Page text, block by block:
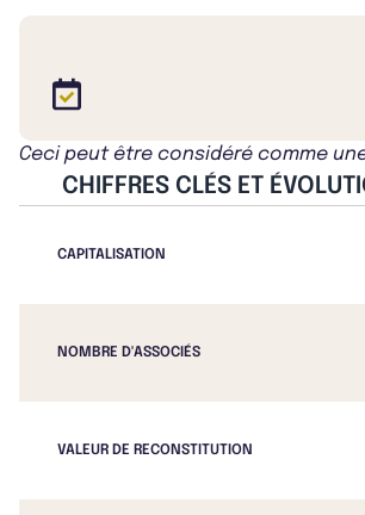
Ceci peut être considéré comme
CHIFFRES CLÉS ET
CAPITALISATION
NOMBRE D'ASSOCIÉS
VALEUR DE RECONSTITUTION